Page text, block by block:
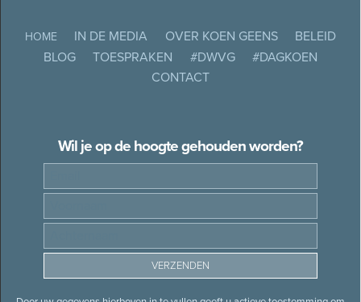
HOME IN DE MEDIA OVER KOEN GEENS
BELEID
BLOG
TOESPRAKEN #DWVG
#DAGKOEN
CONTACT
Wil je op de hoogte gehouden worden?